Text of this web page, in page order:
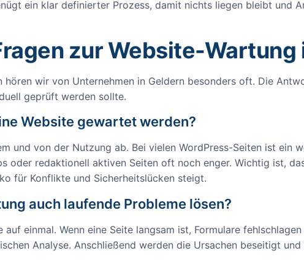
ein klar definierter Prozess, damit nichts liegen bleibt und
zur Website-Wartung
hören wir von Unternehmen in Geldern besonders oft. Die
geprüft werden sollte.
Website gewartet werden?
und von der Nutzung ab. Bei vielen WordPress-Seiten ist
oder redaktionell aktiven Seiten oft noch enger. Wichtig ist,
für Konflikte und Sicherheitslücken steigt.
auch laufende Probleme lösen?
einmal. Wenn eine Seite langsam ist, Formulare
Analyse. Anschließend werden die Ursachen beseitigt